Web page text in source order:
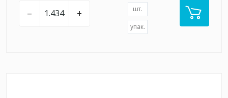
– + шт.
упак.